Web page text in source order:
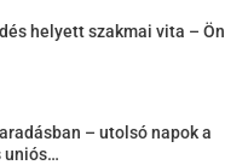
helyett szakmai vita – Ön
– utolsó napok a
uniós…